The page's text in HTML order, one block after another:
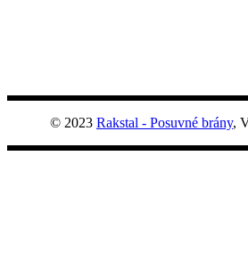
© 2023 Rakstal - Posuvné brány,